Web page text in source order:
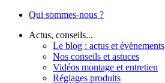
Qui sommes-nous ?
Actus, conseils...
Le blog : actus et évènements
Nos conseils et astuces
Vidéos montage et entretien
Réglages produits